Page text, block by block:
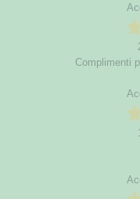
Complimenti